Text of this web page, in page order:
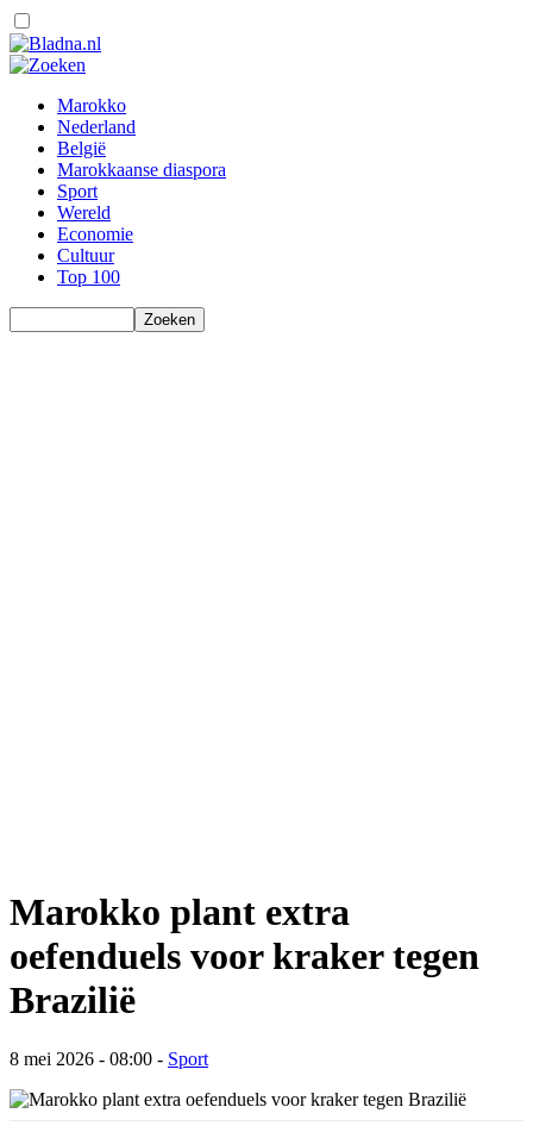
Marokko
Nederland
België
Marokkaanse diaspora
Sport
Wereld
Economie
Cultuur
Top 100
Marokko plant extra
oefenduels voor kraker tegen
Brazilië
8 mei 2026 - 08:00 - Sport